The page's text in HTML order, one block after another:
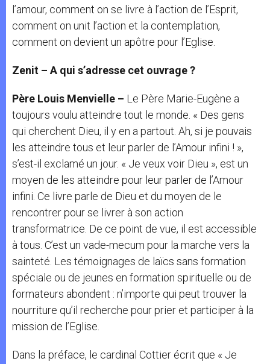
l’amour, comment on se livre à l’action de l’Esprit,
comment on unit l’action et la contemplation,
comment on devient un apôtre pour l’Eglise.
Zenit – A qui s’adresse cet ouvrage ?
Père Louis Menvielle – Le Père Marie-Eugène a
toujours voulu atteindre tout le monde. « Des gens
qui cherchent Dieu, il y en a partout. Ah, si je pouvais
les atteindre tous et leur parler de l’Amour infini ! »,
s’est-il exclamé un jour. « Je veux voir Dieu », est un
moyen de les atteindre pour leur parler de l’Amour
infini. Ce livre parle de Dieu et du moyen de le
rencontrer pour se livrer à son action
transformatrice. De ce point de vue, il est accessible
à tous. C’est un vade-mecum pour la marche vers la
sainteté. Les témoignages de laïcs sans formation
spéciale ou de jeunes en formation spirituelle ou de
formateurs abondent : n’importe qui peut trouver la
nourriture qu’il recherche pour prier et participer à la
mission de l’Eglise.
Dans la préface, le cardinal Cottier écrit que « Je